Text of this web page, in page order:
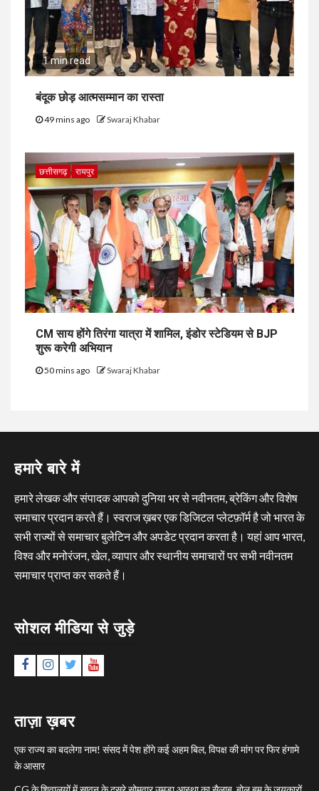
1 min read
​बंदूक छोड़ आत्मसम्मान का रास्ता
49 mins ago Swaraj Khabar
छत्तीसगढ़ रायपुर
CM साय होंगे तिरंगा यात्रा में शामिल, इंडोर स्टेडियम से BJP
शुरू करेगी अभियान
50 mins ago Swaraj Khabar
हमारे बारे में
हमारे लेखक और संपादक आपको दुनिया भर से नवीनतम, ब्रेकिंग और विशेष
समाचार प्रदान करते हैं। स्वराज ख़बर एक डिजिटल प्लेटफ़ॉर्म है जो भारत के
सभी राज्यों से समाचार बुलेटिन और अपडेट प्रदान करता है। यहां आप भारत,
विश्व और मनोरंजन, खेल, व्यापार और स्थानीय समाचारों पर सभी नवीनतम
समाचार प्राप्त कर सकते हैं।
सोशल मीडिया से जुड़े
FacebookInstagram
TwitterYouTube
ताज़ा ख़बर
एक राज्य का बदलेगा नाम! संसद में पेश होंगे कई अहम बिल, विपक्ष की मांग पर फिर हंगामे
के आसार